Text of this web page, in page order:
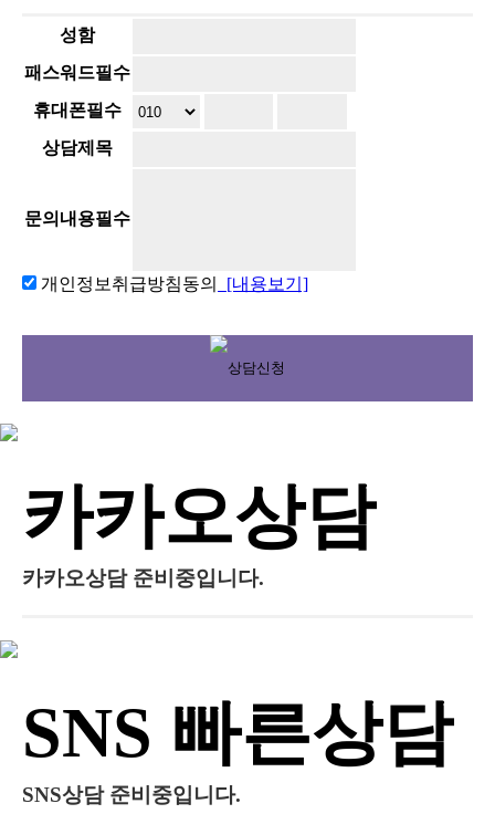
성함
패스워드필수
휴대폰필수
상담제목
문의내용필수
개인정보취급방침동의 [내용보기]
카카오상담
카카오상담 준비중입니다.
SNS 빠른상담
SNS상담 준비중입니다.